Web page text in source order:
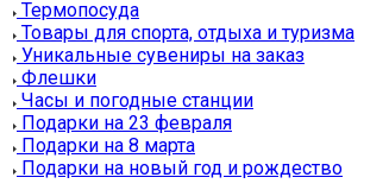
Термопосуда
Товары для спорта, отдыха и туризма
Уникальные сувениры на заказ
Флешки
Часы и погодные станции
Подарки на 23 февраля
Подарки на 8 марта
Подарки на новый год и рождество